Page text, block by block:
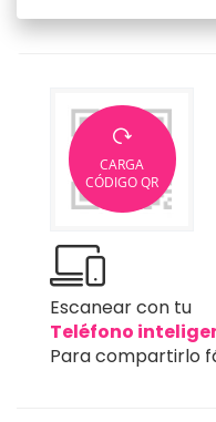
CARGA
CÓDIGO QR
Escanear con tu
Teléfono
Para compartirlo